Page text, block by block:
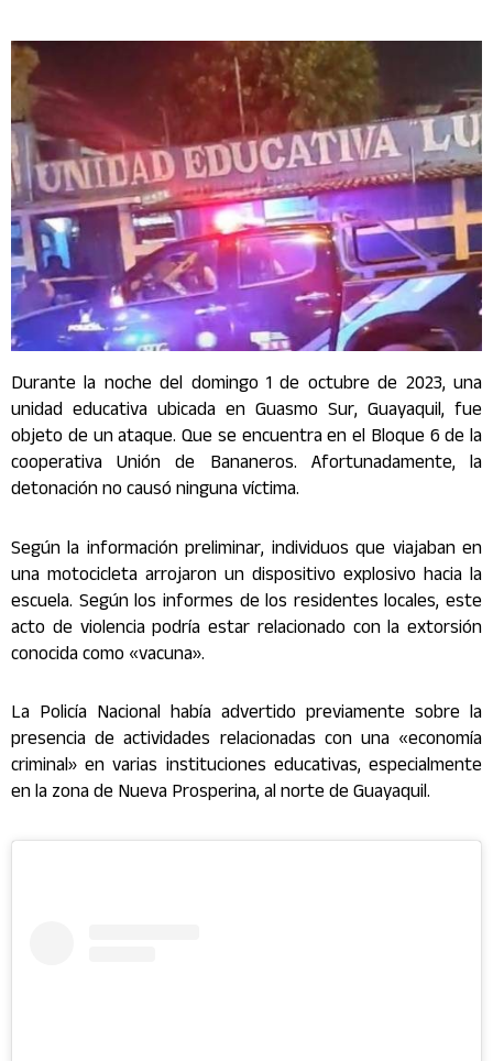
Durante la noche del domingo 1 de octubre de 2023, una
unidad educativa ubicada en Guasmo Sur, Guayaquil, fue
objeto de un ataque. Que se encuentra en el Bloque 6 de la
cooperativa Unión de Bananeros. Afortunadamente, la
detonación no causó ninguna víctima.
Según la información preliminar, individuos que viajaban en
una motocicleta arrojaron un dispositivo explosivo hacia la
escuela. Según los informes de los residentes locales, este
acto de violencia podría estar relacionado con la extorsión
conocida como «vacuna».
La Policía Nacional había advertido previamente sobre la
presencia de actividades relacionadas con una «economía
criminal» en varias instituciones educativas, especialmente
en la zona de Nueva Prosperina, al norte de Guayaquil.